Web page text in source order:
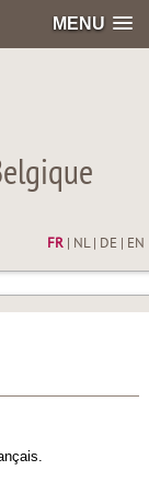
MENU
FR| NL| DE EN